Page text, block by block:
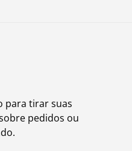
para tirar suas
pedidos ou